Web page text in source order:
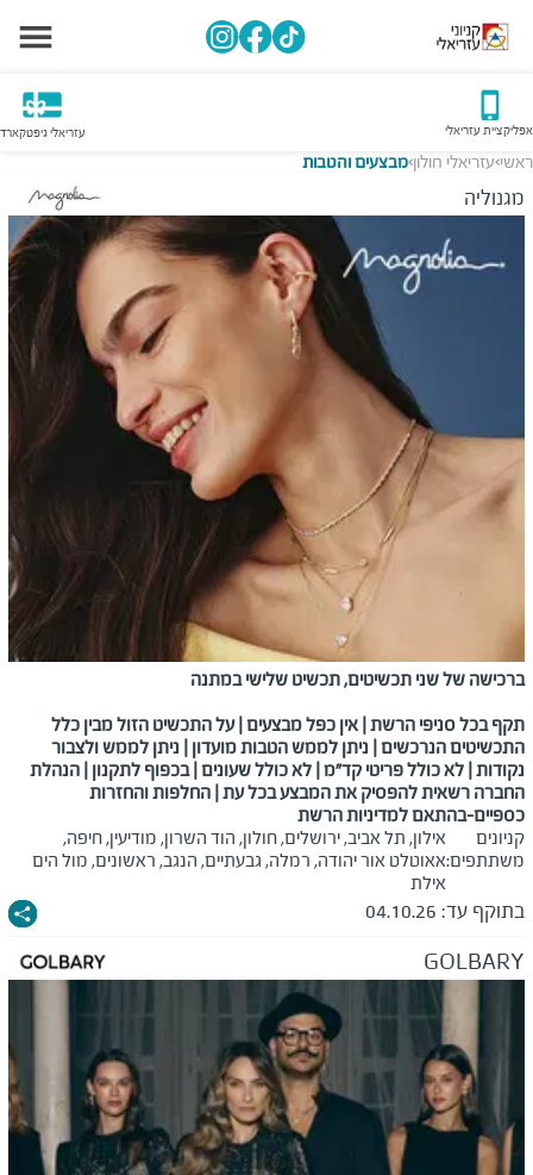
אפליקציית עזריאלי עזריאלי גיפטקארד
ראשי>עזריאלי חולון>מבצעים והטבות
מגנוליה
ברכישה של שני תכשיטים, תכשיט שלישי במתנה
תקף בכל סניפי הרשת | אין כפל מבצעים | על התכשיט הזול מבין כלל
התכשיטים הנרכשים | ניתן לממש הטבות מועדון | ניתן לממש ולצבור
נקודות | לא כולל פריטי קד"מ| לא כולל שעונים | בכפוף לתקנון | הנהלת
החברה רשאית להפסיק את המבצע בכל עת | החלפות והחזרות
כספיים-בהתאם למדיניות הרשת
קניונים
משתתפים:
אילון, תל אביב, ירושלים, חולון, הוד השרון, מודיעין, חיפה,
אאוטלט אור יהודה, רמלה, גבעתיים, הנגב, ראשונים, מול הים
אילת
בתוקף עד: 04.10.26
GOLBARY